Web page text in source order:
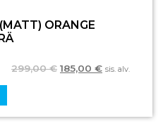
ORANGE
299,00€ 185,00 € sis. alv.